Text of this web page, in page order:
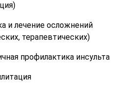
и лечение осложнений
терапевтических)
профилактика инсульта